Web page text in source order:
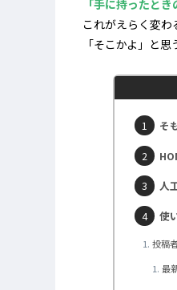
「手に持ったと
これがえらく変わ
「そこかよ」と思
そ
人
使
投稿
最